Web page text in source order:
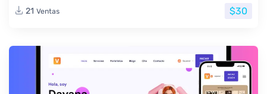
21 Ventas $30